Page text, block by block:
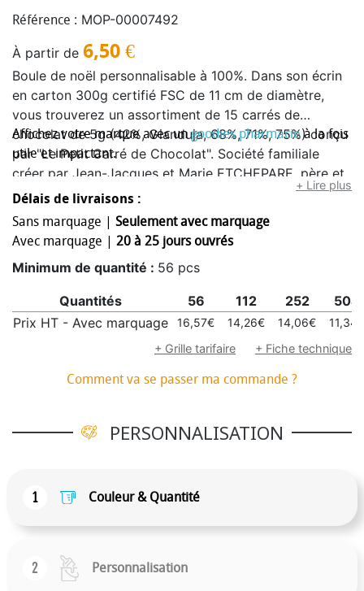
Référence : MOP-00007492
À partir de 6,50 €
Boule de noël personnalisable à 100%. Dans son écrin
en carton 300g certifié FSC de 11 cm de diamètre,
vous trouverez un assortiment de 15 carrés de
chocolat de 5g (42%, Gianduja, 68%, 71%, 75%) conçu
par "Le Petit Carré de Chocolat". Société familiale
créer par Jean-Jacques et Marie ETCHEPARE, père et
fille, tout deux passionnés par le cacao et maitre
artisan Français. L'impression est fait à l'aide d'encre
végétale sur toute la surface de la boule. Conserver
dans un endroit frais et sec sans odeur entre 12 et
18°C. DLUO/DDM : 24 mois pour le noir, 18 mois pour
Affichez votre marque avec ungoodies pharmacieà la fois
utile et impactant.
+ Lire plus
Délais de livraisons :
Sans marquage | Seulement avec marquage
Avec marquage | 20 à 25 jours ouvrés
Minimum de quantité : 56 pcs
Quantités 56 112 252
504
Prix HT - Avec marquage
16,57€ 14,26€ 14,06€
11,34€
+ Grille tarifaire
+ Fiche technique
Comment va se passer ma commande ?
PERSONNALISATION
1 Couleur & Quantité
2 Personnalisation